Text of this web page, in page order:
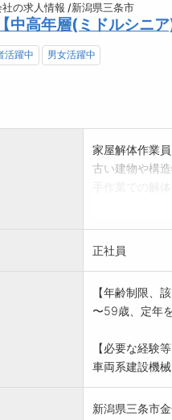
の求人情報 /新潟県三条市
中高年層(ミドルシニア
活躍中 男女活躍中
家屋解体作業員
古い建物や構
※上記ホーム
できます。
正社員
【年齢制限、
〜59歳、定年
【必要な経験等
車両系建設機
新潟県三条市